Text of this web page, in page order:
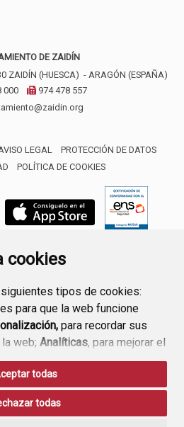
cookies
tipos de cookies:
para que la web funcione
para recordar sus
web; Analíticas, para mejorar el
y sus servicios.
“Aceptar todas”
su uso. Si pulsa el botón
todas
todas
DE ZAIDÍN
ZAIDÍN (HUESCA) - ARAGÓN (ESPAÑA)
000
974 478 557
LEGAL
PROTECCIÓN DE DATOS
POLÍTICA DE COOKIES